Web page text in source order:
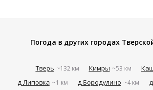
Погода в других городах
Тверь ~132 км Кимры ~53 км
д Липовка ~1 км д Бородулино ~4 км